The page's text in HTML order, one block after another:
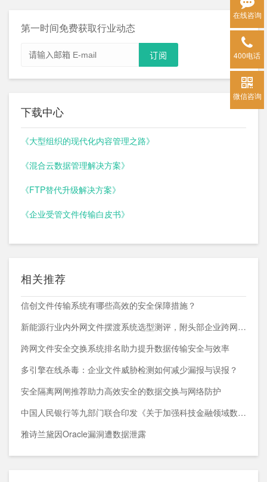
第一时间免费获取行业动态
下载中心
《大型组织的现代化内容管理之路》
《混合云数据管理解决方案》
《FTP替代升级解决方案》
《企业受管文件传输白皮书》
相关推荐
信创文件传输系统有哪些高效的安全保障措施？
新能源行业内外网文件摆渡系统选型测评，附头部企业跨网部署案例
跨网文件安全交换系统排名助力提升数据传输安全与效率
多引擎在线杀毒：企业文件威胁检测如何减少漏报与误报？
安全隔离网闸推荐助力高效安全的数据交换与网络防护
中国人民银行等九部门联合印发《关于加强科技金融领域数据开发利用的通知》
雅诗兰黛因Oracle漏洞遭数据泄露
在线咨询
400电话
微信咨询